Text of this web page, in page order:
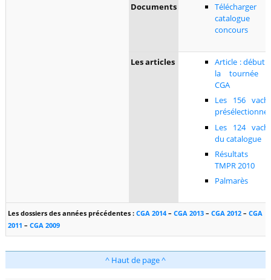
Documents
Télécharger
catalogue
concours
Les articles
Article : début
la tournée
CGA
Les 156
Les 124
du catalogue
Résultats
TMPR 2010
Palmarès
Les dossiers des années précédentes : CGA 2014– CGA 2013– CGA 2012– CGA
2011 – CGA 2009
^ Haut de page ^